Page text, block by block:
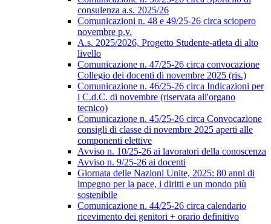
consulenza a.s. 2025/26
Comunicazioni n. 48 e 49/25-26 circa sciopero
novembre p.v.
A.s. 2025/2026, Progetto Studente-atleta di alto
livello
Comunicazione n. 47/25-26 circa convocazione
Collegio dei docenti di novembre 2025 (ris.)
Comunicazione n. 46/25-26 circa Indicazioni per
i C.d.C. di novembre (riservata all'organo
tecnico)
Comunicazione n. 45/25-26 circa Convocazione
consigli di classe di novembre 2025 aperti alle
componenti elettive
Avviso n. 10/25-26 ai lavoratori della conoscenza
Avviso n. 9/25-26 ai docenti
Giornata delle Nazioni Unite, 2025: 80 anni di
impegno per la pace, i diritti e un mondo più
sostenibile
Comunicazione n. 44/25-26 circa calendario
ricevimento dei genitori + orario definitivo